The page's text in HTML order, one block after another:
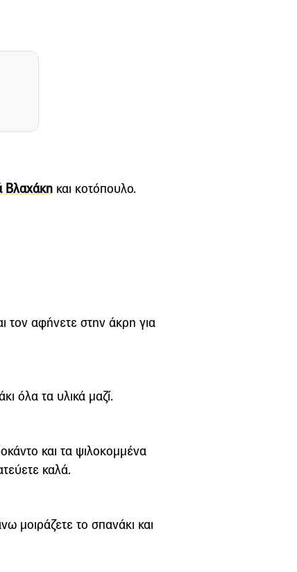
Βλαχάκη και κοτόπουλο.
τον αφήνετε στην άκρη για
όλα τα υλικά μαζί.
και τα ψιλοκομμένα
καλά.
μοιράζετε το σπανάκι και